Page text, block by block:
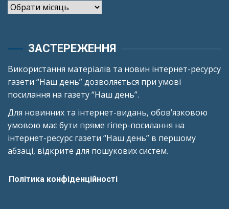
Архіви
ЗАСТЕРЕЖЕННЯ
Використання матеріалів та новин інтернет-ресурсу
газети “Наш день” дозволяється при умові
посилання на газету “Наш день”.
Для новинних та інтернет-видань, обов’язковою
умовою має бути пряме гіпер-посилання на
інтернет-ресурс газети “Наш день” в першому
абзаці, відкрите для пошукових систем.
Політика конфіденційності